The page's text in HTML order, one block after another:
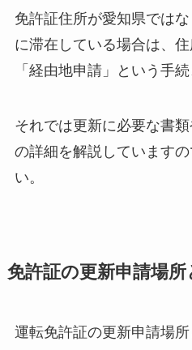
免許証住所が愛知県では
に滞在している場合は、
「経由地申請」という手
それでは更新に必要な書
の詳細を解説しています
い。
免許証の更新申請場所
運転免許証の更新申請場